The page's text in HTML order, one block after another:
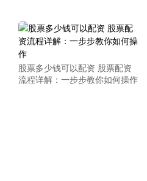
股票多少钱可以配资 股票配资
流程详解：一步步教你如何操作